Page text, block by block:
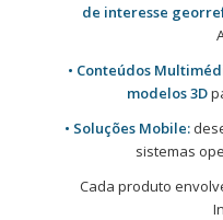
de interesse
• Conteúdos
modelos 3D
• Soluções Mobile:
sistemas
Cada produto